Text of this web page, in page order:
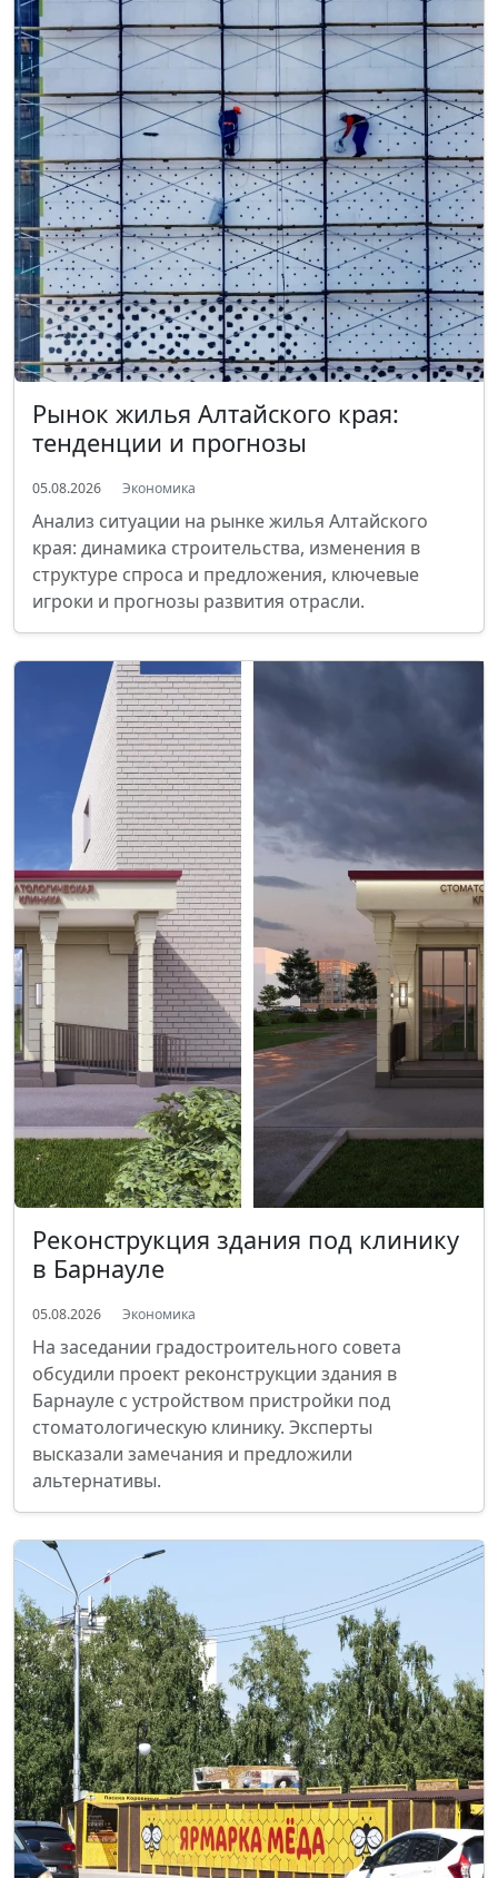
Рынок жилья Алтайского края:
тенденции и прогнозы
05.08.2026 Экономика
Анализ ситуации на рынке жилья Алтайского
края: динамика строительства, изменения в
структуре спроса и предложения, ключевые
игроки и прогнозы развития отрасли.
Реконструкция здания под клинику
в Барнауле
05.08.2026 Экономика
На заседании градостроительного совета
обсудили проект реконструкции здания в
Барнауле с устройством пристройки под
стоматологическую клинику. Эксперты
высказали замечания и предложили
альтернативы.